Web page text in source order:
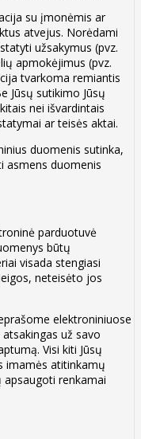
su įmonėmis ar
atvejus. Norėdami
užsakymus (pvz.
apmokėjimus (pvz.
tvarkoma remiantis
Jūsų sutikimo Jūsų
nei išvardintais
ar teisės aktai.
duomenis sutinka,
asmens duomenis
parduotuvė
būtų
visada stengiasi
neteisėto jos
elektroniniuose
už savo
Visi kiti Jūsų
imamės atitinkamų
renkamai